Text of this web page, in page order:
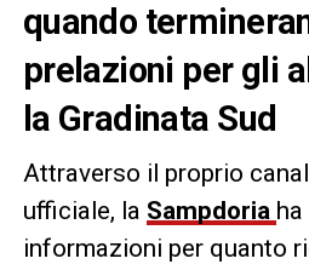
quando
prelazioni per gli
la Gradinata Sud
Attraverso il proprio
ufficiale, la Sampdoria
informazioni per quanto